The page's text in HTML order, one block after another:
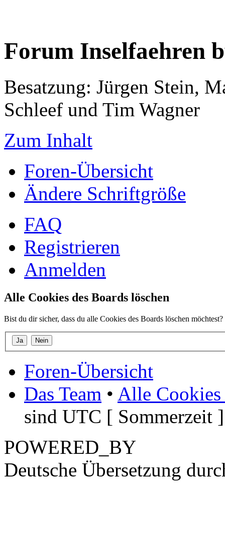
Forum Inselfaehren
Besatzung: Jürgen Stein,
Schleef und Tim Wagner
Zum Inhalt
Foren-Übersicht
Ändere Schriftgröße
FAQ
Registrieren
Anmelden
Alle Cookies des Boards löschen
Bist du dir sicher, dass du alle Cookies des Boards löschen möchtest?
Foren-Übersicht
Das Team • Alle Cookies
sind UTC [ Sommerzeit ]
POWERED_BY
Deutsche Übersetzung